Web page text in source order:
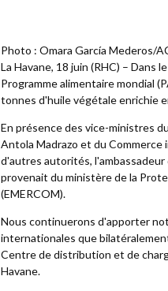
Photo : Omara García Mederos/
La Havane, 18 juin (RHC) – Dans
Programme alimentaire mondial
tonnes d'huile végétale enrichie
En présence des vice-ministres
Antola Madrazo et du Commerce
d'autres autorités, l'ambassadeur
provenait du ministère de la
(EMERCOM).
Nous continuerons d'apporter
internationales que
Centre de distribution et de
Havane.